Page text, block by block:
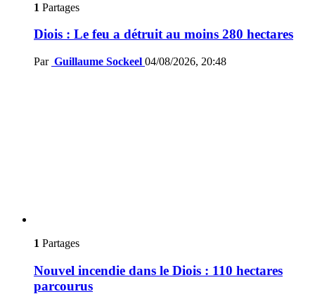
1 Partages
Diois : Le feu a détruit au moins 280 hectares
Par Guillaume Sockeel 04/08/2026, 20:48
1 Partages
Nouvel incendie dans le Diois : 110 hectares
parcourus